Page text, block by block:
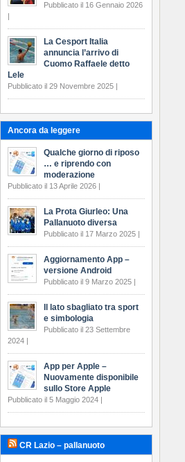
Pubblicato il 16 Gennaio 2026
|
La Cesport Italia
annuncia l’arrivo di
Cuomo Raffaele detto
Lele
Pubblicato il 29 Novembre 2025 |
Ancora da leggere
Qualche giorno di riposo
… e riprendo con
moderazione
Pubblicato il 13 Aprile 2026 |
La Prota Giurleo: Una
Pallanuoto diversa
Pubblicato il 17 Marzo 2025 |
Aggiornamento App –
versione Android
Pubblicato il 9 Marzo 2025 |
Il lato sbagliato tra sport
e simbologia
Pubblicato il 23 Settembre
2024 |
App per Apple –
Nuovamente disponibile
sullo Store Apple
Pubblicato il 5 Maggio 2024 |
CR Lazio – pallanuoto